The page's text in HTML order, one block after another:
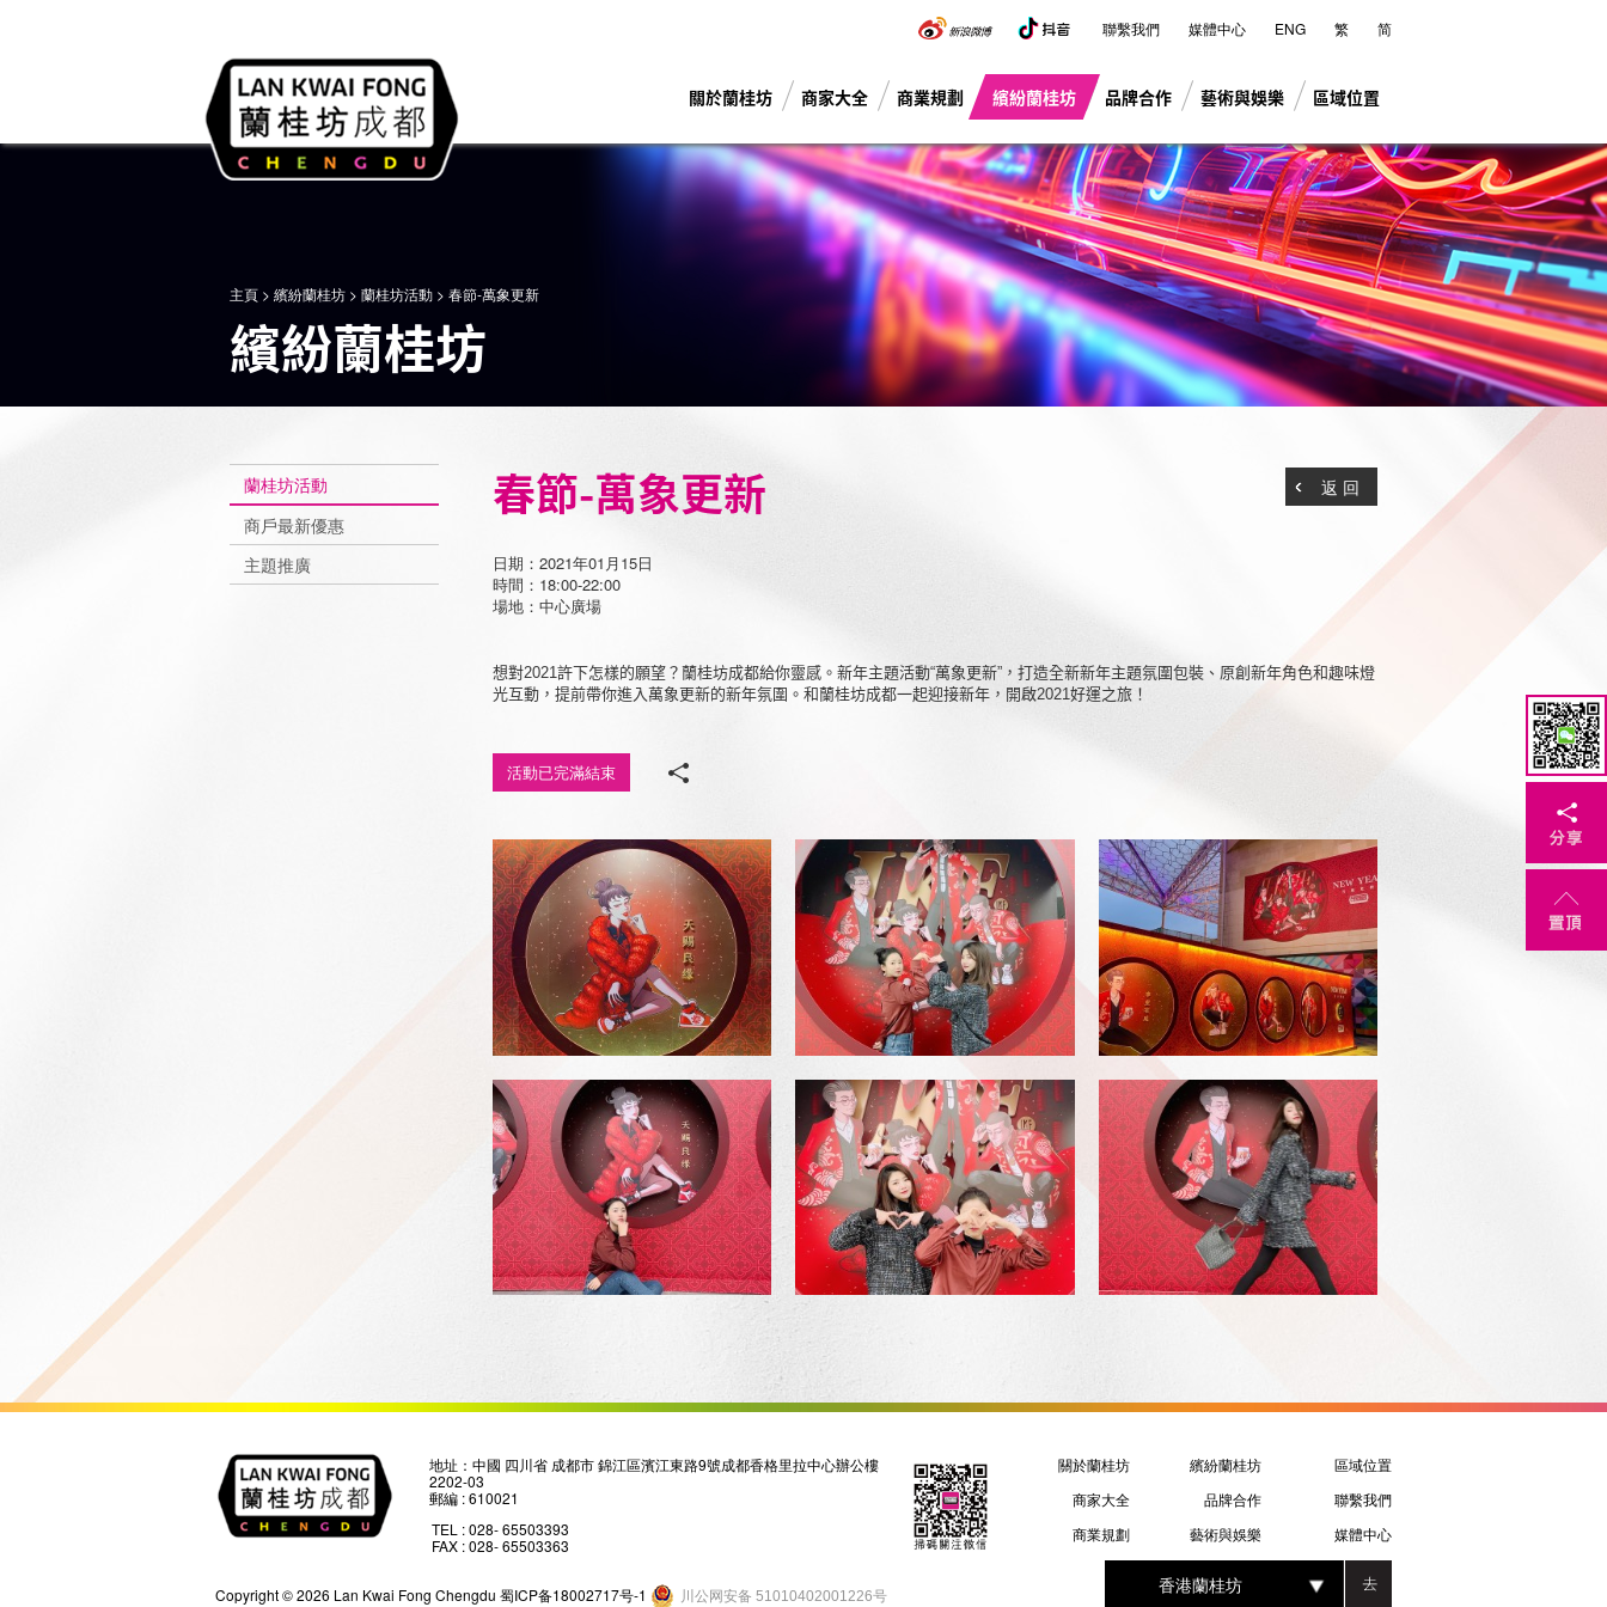
關於蘭桂坊 商家大全 商業規劃 繽紛蘭桂坊 品牌合作 藝術與娛樂 區域位置
聯繫我們 媒體中心 ENG 繁 简
主頁 > 繽紛蘭桂坊 > 蘭桂坊活動 > 春節-萬象更新
繽紛蘭桂坊
返 回
春節-萬象更新
日期：2021年01月15日
時間：18:00-22:00
場地：中心廣場
想對2021許下怎樣的願望？蘭桂坊成都給你靈感。新年主題活動“萬象更新”，打造全新新年主題氛圍包裝、原創新年角色和趣味燈
光互動，提前帶你進入萬象更新的新年氛圍。和蘭桂坊成都一起迎接新年，開啟2021好運之旅！
活動已完滿結束
蘭桂坊活動
商戶最新優惠
主題推廣
地址：中國 四川省 成都市 錦江區濱江東路9號成都香格里拉中心辦公樓
2202-03
郵編 : 610021
TEL : 028- 65503393
FAX : 028- 65503363
關於蘭桂坊
商家大全
商業規劃
繽紛蘭桂坊
品牌合作
藝術與娛樂
區域位置
聯繫我們
媒體中心
Copyright © 2026 Lan Kwai Fong Chengdu 蜀ICP备18002717号-1 川公网安备 51010402001226号 香港蘭桂坊